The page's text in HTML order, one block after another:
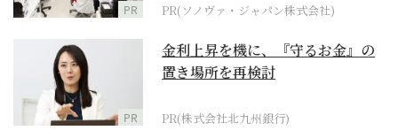
PR PR(ソノヴァ・ジャパン株式会社)
PR
金利上昇を機に、『守るお金』の
置き場所を再検討
PR(株式会社北九州銀行)